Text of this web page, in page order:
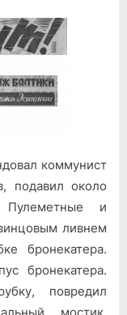
Подвиг
матроса
коммунист
подавил около
Пулеметные и
ливнем
бронекатера.
бронекатера.
повредил